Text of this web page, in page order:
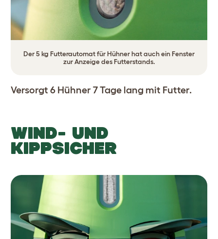
Der 5 kg Futterautomat für Hühner hat auch ein Fenster
zur Anzeige des Futterstands.
Versorgt 6 Hühner 7 Tage lang mit Futter.
WIND- UND
KIPPSICHER